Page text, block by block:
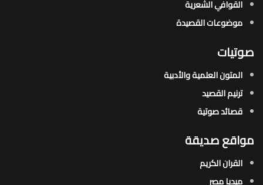
القوافي الشعرية​
موضوعات القصيدة​
صوتيات
المتون العلمية والأدبية
ترنيم القصيد
قصائد صوتية
مواقع صديقة
القران الكريم
ميديا مصر